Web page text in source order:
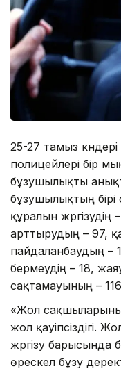
25-27 тамыз
полицейлері бір
бұзушылықты
бұзушылықтың бірі
құралын
арттырудың – 97,
пайдаланбаудың –
бермеудің – 18,
сақтамауының – 116
«Жол
жол қауіпсіздігі.
жүргізу барысында
өрескел бұзу